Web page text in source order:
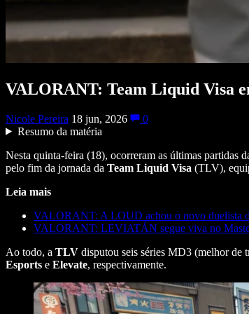
VALORANT: Team Liquid Visa
Nicole Pereira 18 jun, 2026
0
Resumo da matéria
Nesta quinta-feira (18), ocorreram as últimas partidas
pelo fim da jornada da Team Liquid Visa (TLV),
Leia mais
VALORANT: A LOUD achou o novo duelista
VALORANT: LEVIATÁN segue viva no
Ao todo, a TLV disputou seis séries MD3 (melhor de
Esports e Elevate, respectivamente.